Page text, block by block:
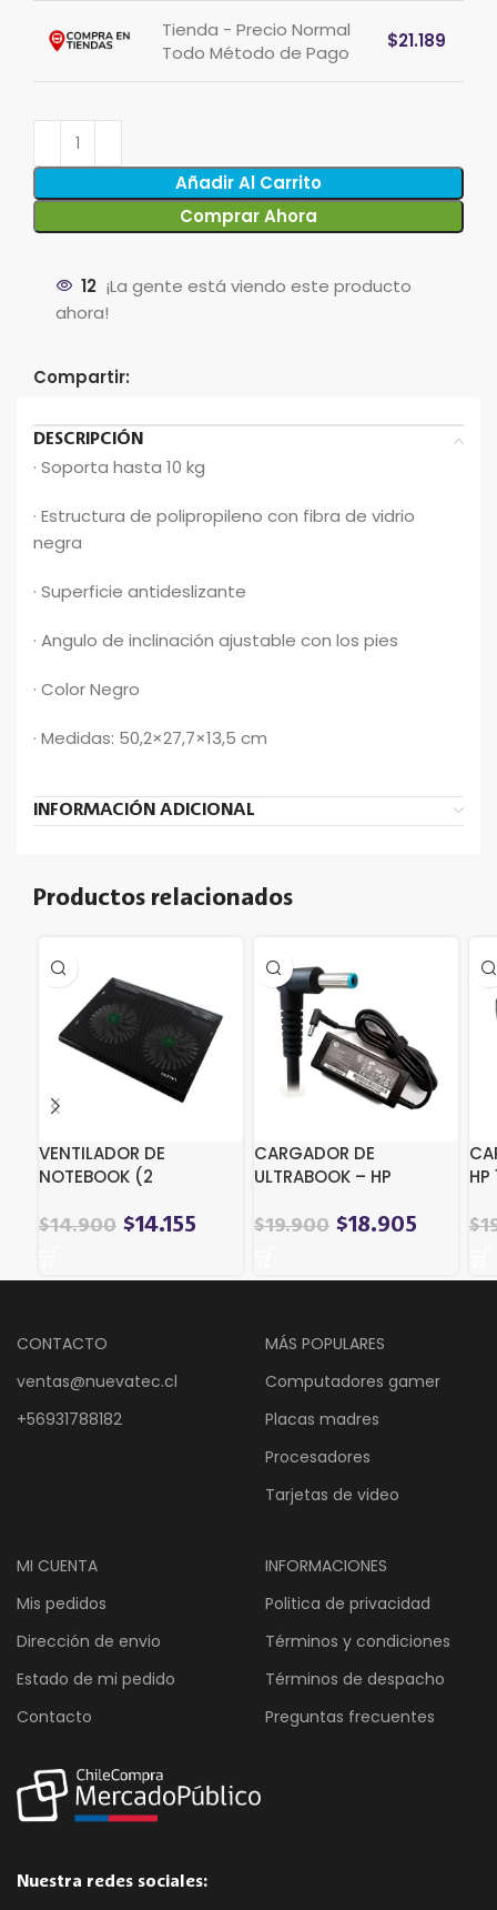
Tienda - Precio Normal
Todo Método de Pago
$21.189
Añadir Al Carrito
Comprar Ahora
12 ¡La gente está viendo este producto
ahora!
Compartir:
DESCRIPCIÓN
· Soporta hasta 10 kg
· Estructura de polipropileno con fibra de vidrio
negra
· Superficie antideslizante
· Angulo de inclinación ajustable con los pies
· Color Negro
· Medidas: 50,2×27,7×13,5 cm
INFORMACIÓN ADICIONAL
Productos relacionados
VENTILADOR DE
NOTEBOOK (2
$14.900 $14.155
CARGADOR DE
ULTRABOOK – HP
4.5*3.0)
$19.900 $18.905 $
CONTACTO
ventas@nuevatec.cl
+56931788182
MÁS POPULARES
Computadores gamer
Placas madres
Procesadores
Tarjetas de video
MI CUENTA
Mis pedidos
Dirección de envio
Estado de mi pedido
Contacto
INFORMACIONES
Politica de privacidad
Términos y condiciones
Términos de despacho
Preguntas frecuentes
Nuestra redes sociales: